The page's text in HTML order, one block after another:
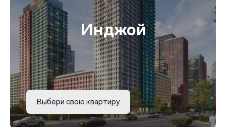
Инджой
Выбери свою квартиру